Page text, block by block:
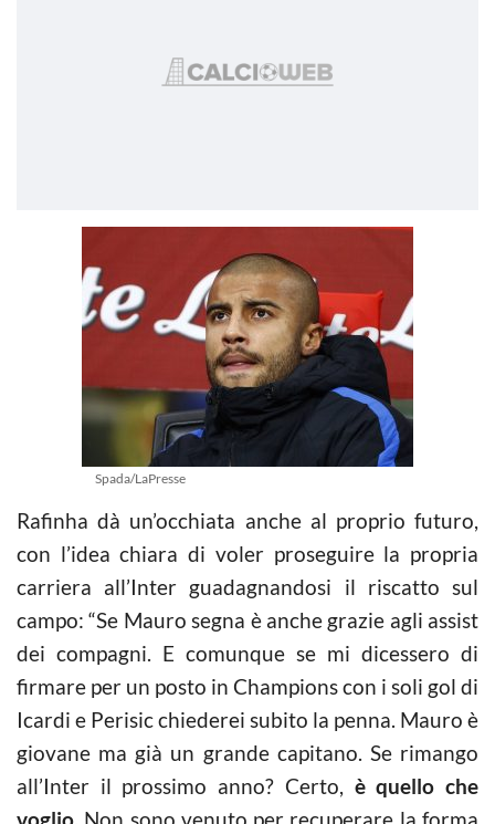
Spada/LaPresse
Rafinha dà un’occhiata anche al proprio futuro,
con l’idea chiara di voler proseguire la propria
carriera all’Inter guadagnandosi il riscatto sul
campo: “Se Mauro segna è anche grazie agli assist
dei compagni. E comunque se mi dicessero di
firmare per un posto in Champions con i soli gol di
Icardi e Perisic chiederei subito la penna. Mauro è
giovane ma già un grande capitano. Se rimango
all’Inter il prossimo anno? Certo, è quello che
voglio. Non sono venuto per recuperare la forma